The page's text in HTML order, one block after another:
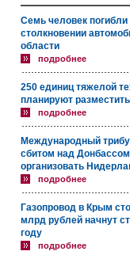
Семь человек погибли
столкновении
области
подробнее
250 единиц тяжелой
планируют
подробнее
Международный
сбитом над
организовать
подробнее
Газопровод в Крым
млрд рублей начнут
году
подробнее